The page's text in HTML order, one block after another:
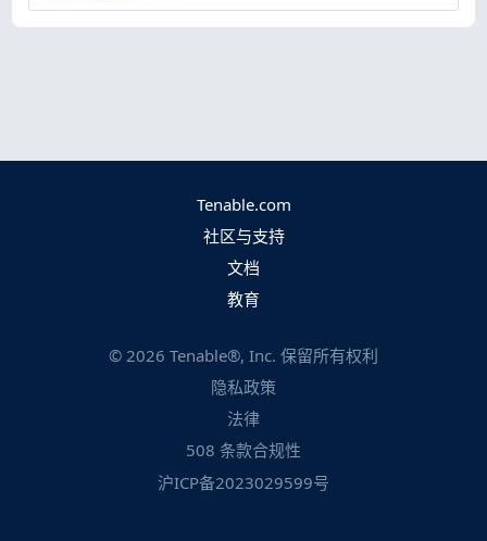
Tenable.com
社区与支持
文档
教育
© 2026 Tenable®, Inc. 保留所有权利
隐私政策
法律
508 条款合规性
沪ICP备2023029599号